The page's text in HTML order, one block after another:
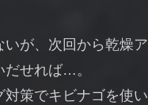
が、次回から乾燥
だせれば…。
策でキビナゴを使